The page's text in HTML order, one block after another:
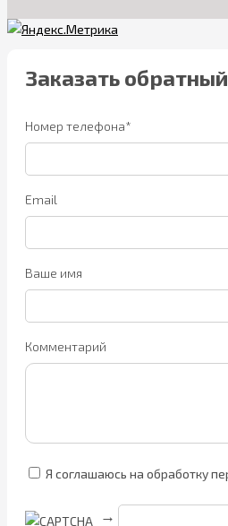
Заказать
Номер телефона*
Email
Ваше имя
Комментарий
Я соглашаюсь на обработку
→